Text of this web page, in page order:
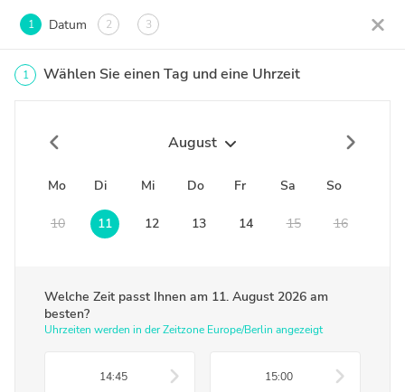
1 Datum 2 3
1 Wählen Sie einen Tag und eine Uhrzeit
August
Mo Di Mi Do Fr Sa So
10 11 12 13 14 15 16
Welche Zeit passt Ihnen am 11. August 2026 am
besten?
Uhrzeiten werden in der Zeitzone Europe/Berlin angezeigt
14:45 15:00